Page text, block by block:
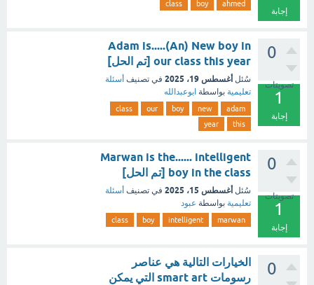
إجابة
ahmed
boy
class
0
تصويتات
1
إجابة
Adam is.....(An) New boy in
our class this year [تم الحل]
سُئل أغسطس 19، 2025 في تصنيف أسئلة
تعليمية بواسطة ابوعبدالله
adam
new
boy
our
class
this
year
0
تصويتات
1
إجابة
Marwan is the...... intelligent
boy in the class [تم الحل]
سُئل أغسطس 15، 2025 في تصنيف أسئلة
تعليمية بواسطة عبود
marwan
intelligent
boy
class
0
الخيارات التالية هي عناصر
رسومات smart art التي يمكن